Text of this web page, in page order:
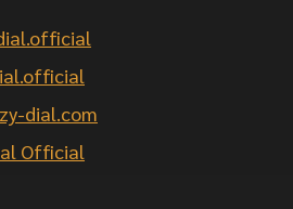
dial.com
Official